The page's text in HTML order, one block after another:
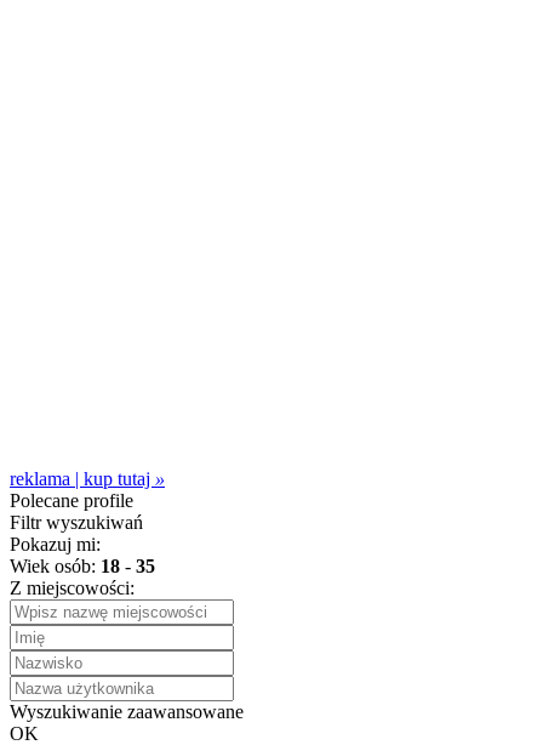
reklama | kup tutaj »
Polecane profile
Filtr wyszukiwań
Pokazuj mi:
Wiek osób: 18 - 35
Z miejscowości:
Wyszukiwanie zaawansowane
OK